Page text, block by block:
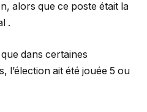
alors que ce poste était la
.
dans certaines
l’élection ait été jouée 5 ou